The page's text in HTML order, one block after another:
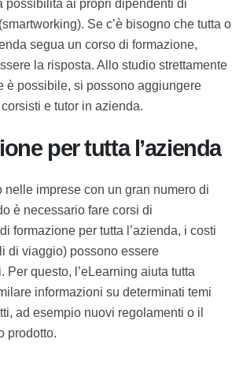
decidono di assumere lavoratori
la possibilità ai propri dipendenti di
Se c’è bisogno che
segua un corso di
può essere la risposta. Allo
anche incontri fra corsisti e tutor
per tutta
nelle imprese con un gran numero
è necessario fare corsi di
formazione per tutta l’azienda, i
quelli di viaggio) possono essere